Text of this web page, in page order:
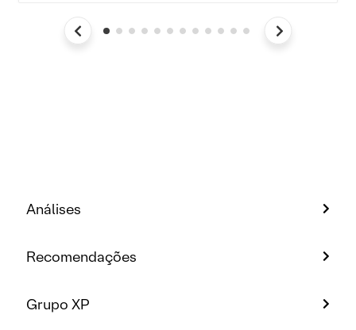
Análises
Recomendações
Grupo XP